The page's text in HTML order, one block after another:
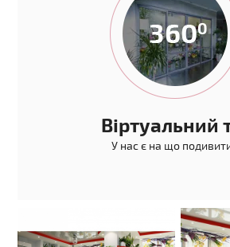
Віртуальний
У нас є на що